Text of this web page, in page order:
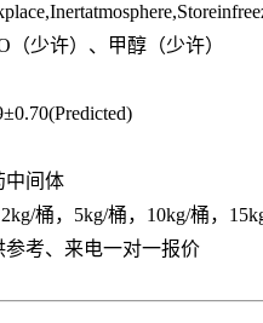
（少许）、甲醇（少许）
中间体
桶，5kg/桶，10kg/桶，
参考、来电一对一报价